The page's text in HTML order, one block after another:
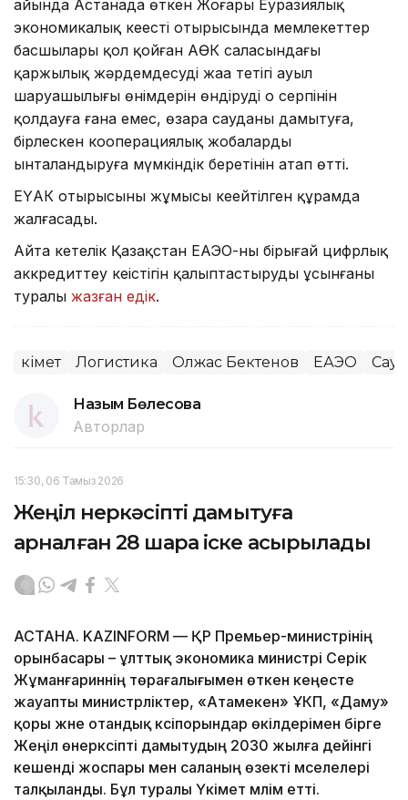
айында Астанада өткен Жоғары Еуразиялық
экономикалық кеңестің отырысында мемлекеттер
басшылары қол қойған АӨК саласындағы
қаржылық жәрдемдесудің жаңа тетігі ауыл
шаруашылығы өнімдерін өндірудің оң серпінін
қолдауға ғана емес, өзара сауданы дамытуға,
бірлескен кооперациялық жобаларды
ынталандыруға мүмкіндік беретінін атап өтті.
ЕҮАК отырысының жұмысы кеңейтілген құрамда
жалғасады.
Айта кетелік Қазақстан ЕАЭО-ның бірыңғай цифрлық
аккредиттеу кеңістігін қалыптастыруды ұсынғаны
туралы жазған едік.
Үкімет Логистика Олжас Бектенов ЕАЭО
Назым Бөлесова
Авторлар
15:30, 06 Тамыз 2026
Жеңіл өнеркәсіпті дамытуға
арналған 28 шара іске асырылады
АСТАНА. KAZINFORM — ҚР Премьер-министрінің
орынбасары – ұлттық экономика министрі Серік
Жұманғариннің төрағалығымен өткен кеңесте
жауапты министрліктер, «Атамекен» ҰКП, «Даму»
қоры және отандық кәсіпорындар өкілдерімен бірге
Жеңіл өнеркәсіпті дамытудың 2030 жылға дейінгі
кешенді жоспары мен саланың өзекті мәселелері
талқыланды. Бұл туралы Үкімет мәлім етті.